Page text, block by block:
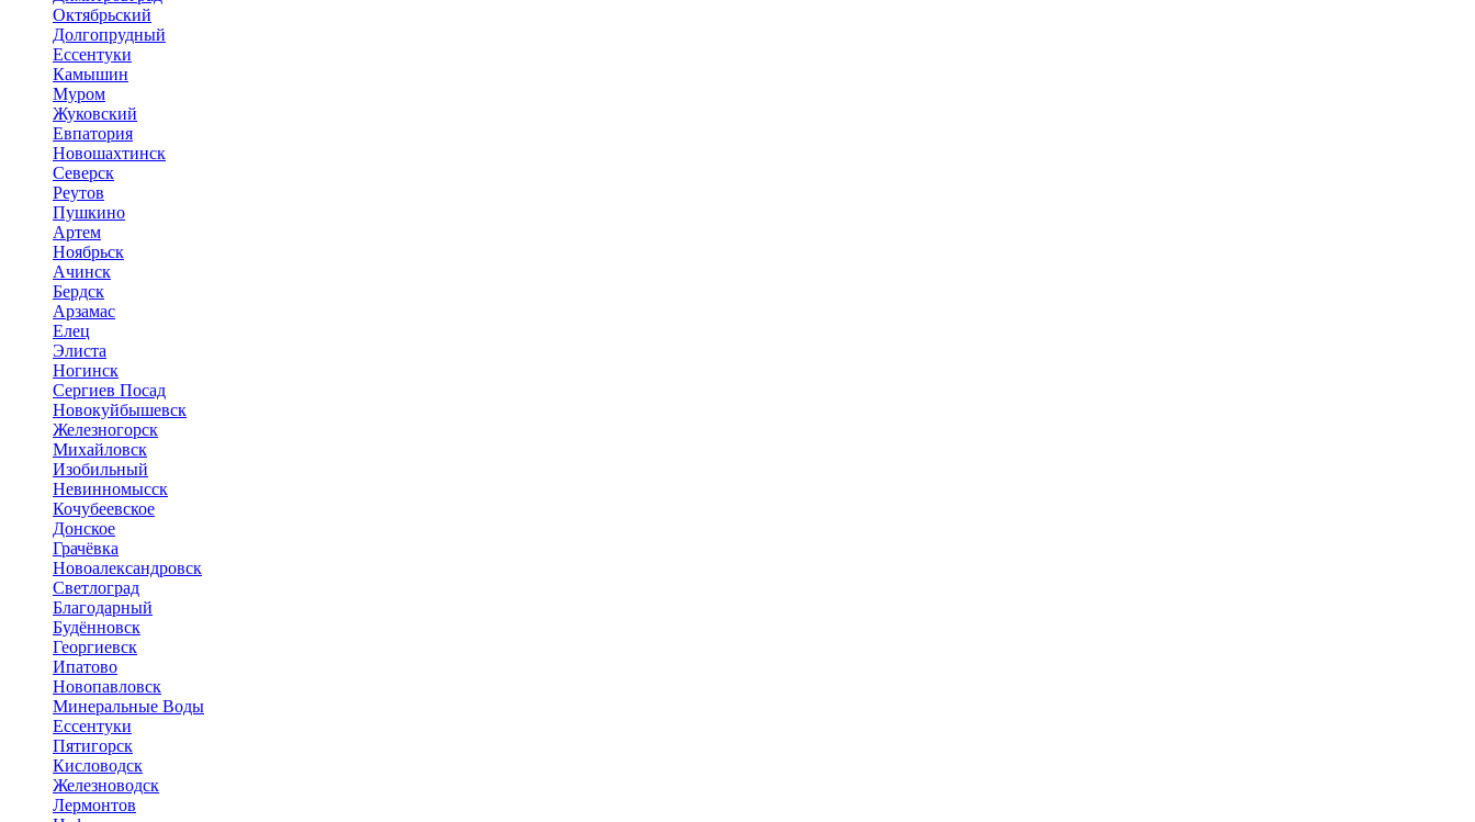
Октябрьский
Долгопрудный
Ессентуки
Камышин
Муром
Жуковский
Евпатория
Новошахтинск
Северск
Реутов
Пушкино
Артем
Ноябрьск
Ачинск
Бердск
Арзамас
Елец
Элиста
Ногинск
Сергиев Посад
Новокуйбышевск
Железногорск
Михайловск
Изобильный
Невинномысск
Кочубеевское
Донское
Грачёвка
Новоалександровск
Светлоград
Благодарный
Будённовск
Георгиевск
Ипатово
Новопавловск
Минеральные Воды
Ессентуки
Пятигорск
Кисловодск
Железноводск
Лермонтов